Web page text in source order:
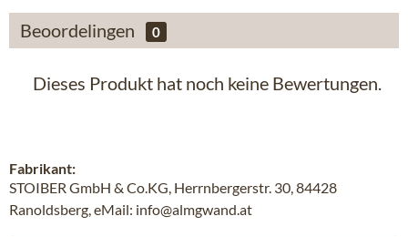
Beoordelingen 0
Dieses Produkt hat noch keine Bewertungen.
Fabrikant:
STOIBER GmbH & Co.KG, Herrnbergerstr. 30, 84428
Ranoldsberg, eMail: info@almgwand.at